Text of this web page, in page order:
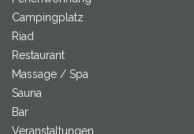
Campingplatz
Riad
Restaurant
Massage / Spa
Sauna
Bar
Veranstaltungen